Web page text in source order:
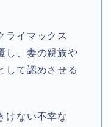
ライマックス
し、妻の親族や
して認めさせる
けない不幸な